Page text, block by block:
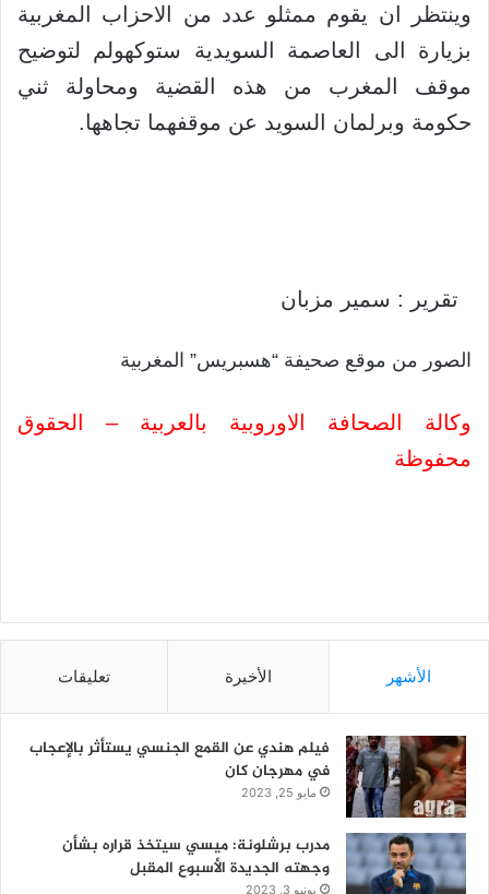
وينتظر ان يقوم ممثلو عدد من الاحزاب المغربية
بزيارة الى العاصمة السويدية ستوكهولم لتوضيح
موقف المغرب من هذه القضية ومحاولة ثني
حكومة وبرلمان السويد عن موقفهما تجاهها.
تقرير : سمير مزبان
الصور من موقع صحيفة “هسبريس” المغربية
وكالة الصحافة الاوروبية بالعربية – الحقوق
محفوظة
الأشهر الأخيرة تعليقات
فيلم هندي عن القمع الجنسي يستأثر بالإعجاب
في مهرجان كان
مايو 25, 2023
مدرب برشلونة: ميسي سيتخذ قراره بشأن
وجهته الجديدة الأسبوع المقبل
يونيو 3, 2023